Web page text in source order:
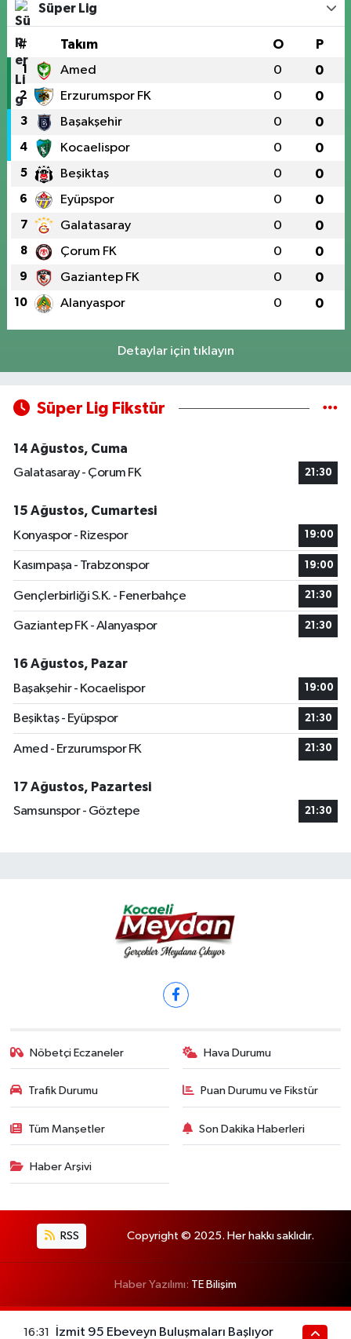
Süper Lig
# Takım O P
1 Amed 0 0
2 Erzurumspor FK 0 0
3 Başakşehir 0 0
4 Kocaelispor 0 0
5 Beşiktaş 0 0
6 Eyüpspor 0 0
7 Galatasaray 0 0
8 Çorum FK 0 0
9 Gaziantep FK 0 0
10 Alanyaspor 0 0
Detaylar için tıklayın
Süper Lig Fikstür
14 Ağustos, Cuma
Galatasaray - Çorum FK
21:30
15 Ağustos, Cumartesi
Konyaspor - Rizespor
19:00
Kasımpaşa - Trabzonspor 19:00
Gençlerbirliği S.K. - Fenerbahçe 21:30
Gaziantep FK - Alanyaspor 21:30
16 Ağustos, Pazar
Başakşehir - Kocaelispor
19:00
Beşiktaş - Eyüpspor 21:30
Amed - Erzurumspor FK 21:30
17 Ağustos, Pazartesi
Samsunspor - Göztepe
21:30
Nöbetçi Eczaneler Hava Durumu
Trafik Durumu Puan Durumu ve Fikstür
Tüm Manşetler Son Dakika Haberleri
Haber Arşivi
RSS Copyright © 2025. Her hakkı saklıdır.
Haber Yazılımı: TE Bilişim
16:31 İzmit 95 Ebeveyn Buluşmaları Başlıyor